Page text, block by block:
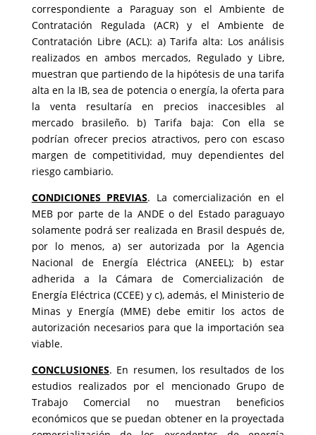
correspondiente a Paraguay son el Ambiente de
Contratación Regulada (ACR) y el Ambiente de
Contratación Libre (ACL): a) Tarifa alta: Los análisis
realizados en ambos mercados, Regulado y Libre,
muestran que partiendo de la hipótesis de una tarifa
alta en la IB, sea de potencia o energía, la oferta para
la venta resultaría en precios inaccesibles al
mercado brasileño. b) Tarifa baja: Con ella se
podrían ofrecer precios atractivos, pero con escaso
margen de competitividad, muy dependientes del
riesgo cambiario.
CONDICIONES PREVIAS. La comercialización en el
MEB por parte de la ANDE o del Estado paraguayo
solamente podrá ser realizada en Brasil después de,
por lo menos, a) ser autorizada por la Agencia
Nacional de Energía Eléctrica (ANEEL); b) estar
adherida a la Cámara de Comercialización de
Energía Eléctrica (CCEE) y c), además, el Ministerio de
Minas y Energía (MME) debe emitir los actos de
autorización necesarios para que la importación sea
viable.
CONCLUSIONES. En resumen, los resultados de los
estudios realizados por el mencionado Grupo de
Trabajo Comercial no muestran beneficios
económicos que se puedan obtener en la proyectada